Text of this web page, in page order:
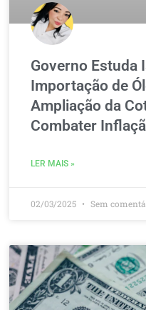
Governo Estuda
Importação de
Ampliação da
Combater
LER MAIS »
02/03/2025 Sem